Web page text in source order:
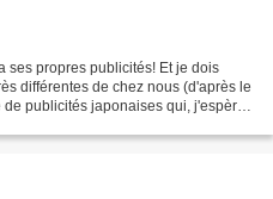
ses propres publicités! Et je dois
différentes de chez nous (d'après le
publicités japonaises qui, j'espère,